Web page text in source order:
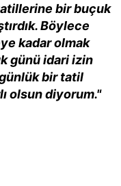
bir buçuk
Böylece
kadar olmak
günü idari izin
bir tatil
olsun diyorum."